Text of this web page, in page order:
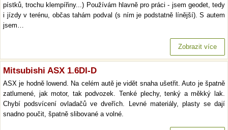
pístků, trochu klempířiny...) Používám hlavně pro práci - jsem geodet, tedy
i jízdy v terénu, občas tahám podval (s ním je podstatně línější). S autem
jsem…
Zobrazit více
Mitsubishi ASX 1.6DI-D
ASX je hodně lowend. Na celém autě je vidět snaha ušetřit. Auto je špatně
zatlumené, jak motor, tak podvozek. Tenké plechy, tenký a měkký lak.
Chybí podsvícení ovladačů ve dveřích. Levné materiály, plasty se dají
snadno poučit, špatně slibované a volné.